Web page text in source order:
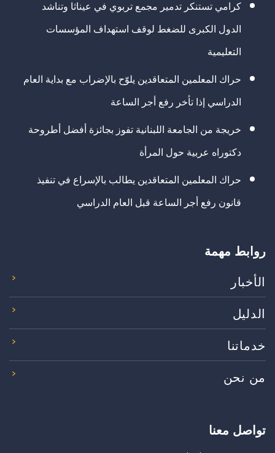
كرامي تستنكر تدمير مجمع تربوي في عيناثا وتناشد
الدول الكبرى للضغط لوقف استهداف المؤسسات
التعليمية
حراك المعلمين المتعاقدين يلوّح بالإضراب مع بداية العام
الدراسي إذا تأخر رفع أجر الساعة
خريجة من الجامعة اللبنانية تفوز بجائزة أفضل أطروحة
دكتوراه عربية حول المرأة
حراك المعلمين المتعاقدين يطالب بالإسراع في تنفيذ
قانون رفع أجر الساعة قبل العام الدراسي
روابط مهمة
الأخبار
الدليل
خدماتنا
من نحن
تواصل معنا